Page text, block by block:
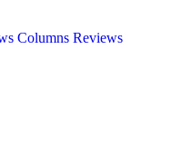
Columns Reviews